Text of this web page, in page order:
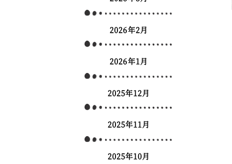
2026年2月
2026年1月
2025年12月
2025年11月
2025年10月